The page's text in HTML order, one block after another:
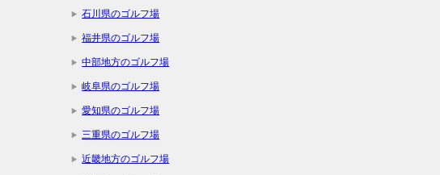
石川県のゴルフ場
福井県のゴルフ場
中部地方のゴルフ場
岐阜県のゴルフ場
愛知県のゴルフ場
三重県のゴルフ場
近畿地方のゴルフ場